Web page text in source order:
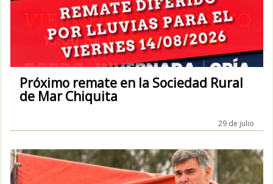
Próximo remate en la Sociedad Rural
de Mar Chiquita
29 de julio